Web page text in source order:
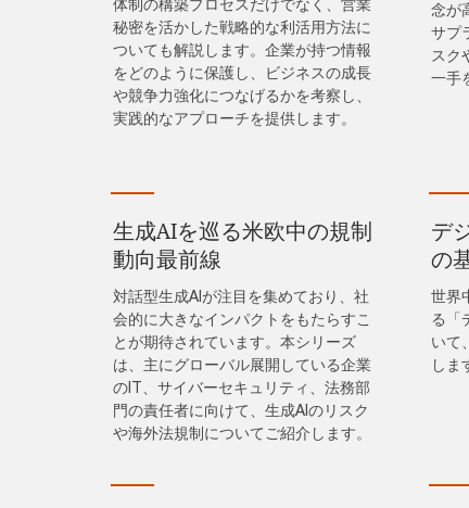
体制の構築プロセスだけでなく、営業
秘密を活かした戦略的な利活用方法に
ついても解説します。企業が持つ情報
をどのように保護し、ビジネスの成長
や競争力強化につなげるかを考察し、
実践的なアプローチを提供します。
念が
サプ
スク
一手
生成AIを巡る米欧中の規制
動向最前線
対話型生成AIが注目を集めており、社
会的に大きなインパクトをもたらすこ
とが期待されています。本シリーズ
は、主にグローバル展開している企業
のIT、サイバーセキュリティ、法務部
門の責任者に向けて、生成AIのリスク
や海外法規制についてご紹介します。
デ
の
世界
る「
いて
しま